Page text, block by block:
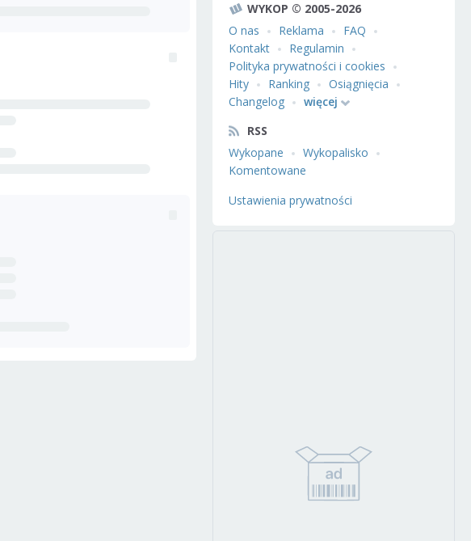
WYKOP © 2005-2026
O nas
Reklama
FAQ
Kontakt
Regulamin
Polityka prywatności i cookies
Hity
Ranking
Osiągnięcia
Changelog
więcej
RSS
Wykopane
Wykopalisko
Komentowane
Ustawienia prywatności